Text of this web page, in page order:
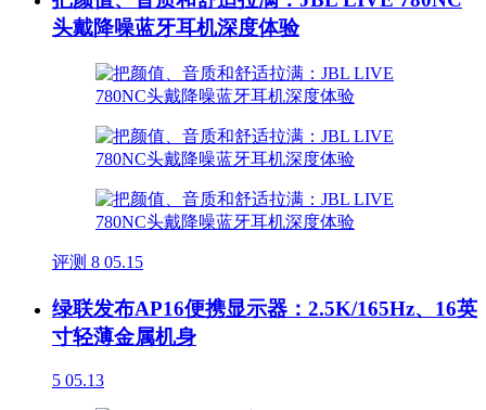
头戴降噪蓝牙耳机深度体验
评测 8 05.15
绿联发布AP16便携显示器：2.5K/165Hz、16英
寸轻薄金属机身
5 05.13